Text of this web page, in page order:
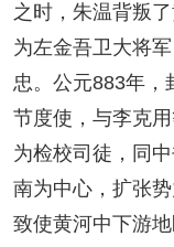
之时，朱温背叛
为左金吾卫大将
忠。公元883年，
节度使，与李克
为检校司徒，同
南为中心，扩张
致使黄河中下游